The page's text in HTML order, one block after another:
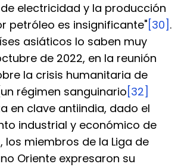
electricidad y la producción
petróleo es insignificante" [30] .
asiáticos lo saben muy
de 2022, en la reunión
la crisis humanitaria de
régimen sanguinario [32]
en clave antiindia, dado el
industrial y económico de
los miembros de la Liga de
Oriente expresaron su